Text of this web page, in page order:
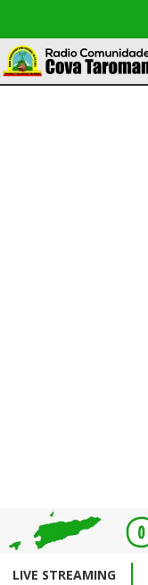
LIVE STREAMING